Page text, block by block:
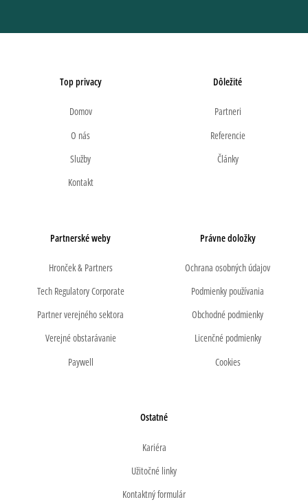
Top privacy
Domov
O nás
Služby
Kontakt
Dôležité
Partneri
Referencie
Články
Partnerské weby
Hronček & Partners
Tech Regulatory Corporate
Partner verejného sektora
Verejné obstarávanie
Paywell
Právne doložky
Ochrana osobných údajov
Podmienky používania
Obchodné podmienky
Licenčné podmienky
Cookies
Ostatné
Kariéra
Užitočné linky
Kontaktný formulár